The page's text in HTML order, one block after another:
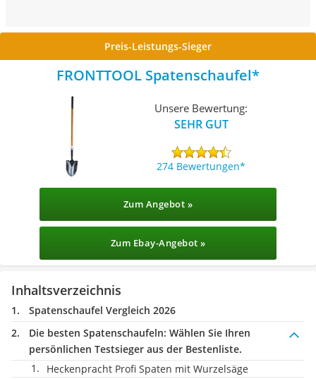
Preis-Leistungs-Sieger
FRONTTOOL Spatenschaufel
Unsere Bewertung:
SEHR GUT
274 Bewertungen
Zum Angebot »
Zum Ebay-Angebot »
Inhaltsverzeichnis
Spatenschaufel Vergleich 2026
Die besten Spatenschaufeln: Wählen Sie Ihren
persönlichen Testsieger aus der Bestenliste.
Heckenpracht Profi Spaten mit Wurzelsäge